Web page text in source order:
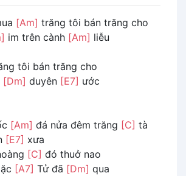
[Am] trăng tôi bán trăng cho
im trên cành [Am] liễu
tôi bán trăng cho
[Dm] duyên [E7] ước
[Am] đá nửa đêm trăng [C] tà
[E7] xưa
[C] đó thuở nao
[A7] Tử đã [Dm] qua